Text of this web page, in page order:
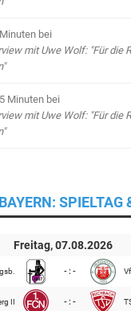
bei
mit Uwe Wolf: "Für die
Minuten bei
mit Uwe Wolf: "Für die
SPIELTAG
Freitag, 07.08.2026
- : -
II - : -